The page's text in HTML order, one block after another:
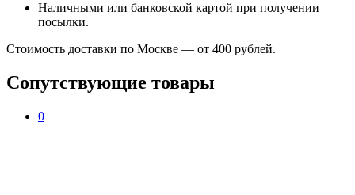
Наличными или банковской картой при получении
посылки.
Стоимость доставки по Москве — от 400 рублей.
Сопутствующие товары
0